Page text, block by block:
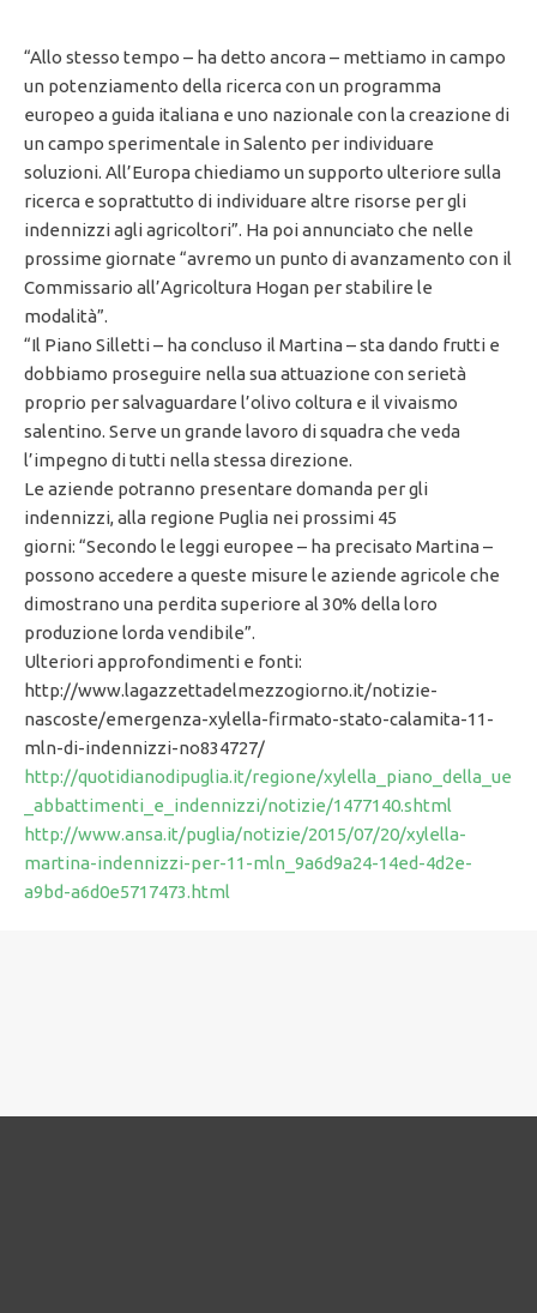
“Allo stesso tempo – ha detto ancora – mettiamo in campo
un potenziamento della ricerca con un programma
europeo a guida italiana e uno nazionale con la creazione di
un campo sperimentale in Salento per individuare
soluzioni. All’Europa chiediamo un supporto ulteriore sulla
ricerca e soprattutto di individuare altre risorse per gli
indennizzi agli agricoltori”. Ha poi annunciato che nelle
prossime giornate “avremo un punto di avanzamento con il
Commissario all’Agricoltura Hogan per stabilire le
modalità”.
“Il Piano Silletti – ha concluso il Martina – sta dando frutti e
dobbiamo proseguire nella sua attuazione con serietà
proprio per salvaguardare l’olivo coltura e il vivaismo
salentino. Serve un grande lavoro di squadra che veda
l’impegno di tutti nella stessa direzione.
Le aziende potranno presentare domanda per gli
indennizzi, alla regione Puglia nei prossimi 45
giorni: “Secondo le leggi europee – ha precisato Martina –
possono accedere a queste misure le aziende agricole che
dimostrano una perdita superiore al 30% della loro
produzione lorda vendibile”.
Ulteriori approfondimenti e fonti:
http://www.lagazzettadelmezzogiorno.it/notizie-
nascoste/emergenza-xylella-firmato-stato-calamita-11-
mln-di-indennizzi-no834727/
http://quotidianodipuglia.it/regione/xylella_piano_della_ue
_abbattimenti_e_indennizzi/notizie/1477140.shtml
http://www.ansa.it/puglia/notizie/2015/07/20/xylella-
martina-indennizzi-per-11-mln_9a6d9a24-14ed-4d2e-
a9bd-a6d0e5717473.html